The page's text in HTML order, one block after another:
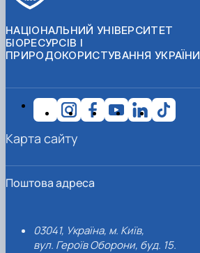
НАЦІОНАЛЬНИЙ УНІВЕРСИТЕТ
БІОРЕСУРСІВ І
ПРИРОДОКОРИСТУВАННЯ УКРАЇНИ
Поштова адреса
03041, Україна, м. Київ,
вул. Героїв Оборони, буд. 15.
Карта сайту